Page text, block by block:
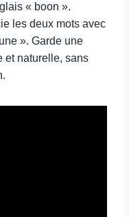
« boon ».
les deux mots avec
». Garde une
et naturelle, sans